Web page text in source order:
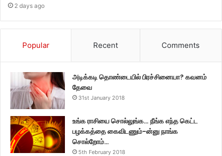
2 days ago
Popular Recent Comments
அடிக்கடி தொண்டையில் பிரச்சினையா? கவனம்
தேவை
31st January 2018
உங்க ராசியை சொல்லுங்க… நீங்க எந்த கெட்ட
பழக்கத்தை கைவிடணும்-ன்னு நாங்க
சொல்றோம்…
5th February 2018